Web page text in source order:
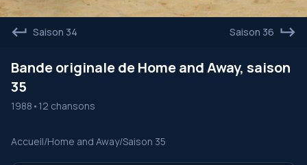
Saison 34 Saison 36
Bande originale de Home and Away, saison
35
1988 • 12 chansons
Accueil/Home and Away/Saison 35